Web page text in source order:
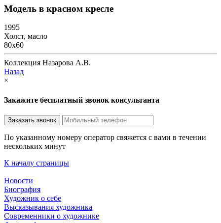
Модель в красном кресле
1995
Холст, масло
80х60
Коллекция Назарова А.В.
Назад
×
Закажите бесплатный звонок консультанта
По указанному номеру оператор свяжется с вами в течении
нескольких минут
К началу страницы
Новости
Биография
Художник о себе
Выcказывания художника
Современники о художнике